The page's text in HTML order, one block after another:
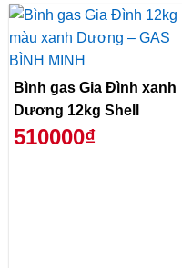
Bình gas Gia Đình xanh
Dương 12kg Shell
510000₫